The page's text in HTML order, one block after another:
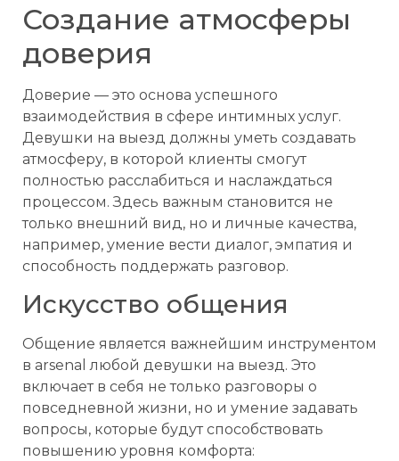
Создание атмосферы
доверия
Доверие — это основа успешного
взаимодействия в сфере интимных услуг.
Девушки на выезд должны уметь создавать
атмосферу, в которой клиенты смогут
полностью расслабиться и наслаждаться
процессом. Здесь важным становится не
только внешний вид, но и личные качества,
например, умение вести диалог, эмпатия и
способность поддержать разговор.
Искусство общения
Общение является важнейшим инструментом
в arsenal любой девушки на выезд. Это
включает в себя не только разговоры о
повседневной жизни, но и умение задавать
вопросы, которые будут способствовать
повышению уровня комфорта: